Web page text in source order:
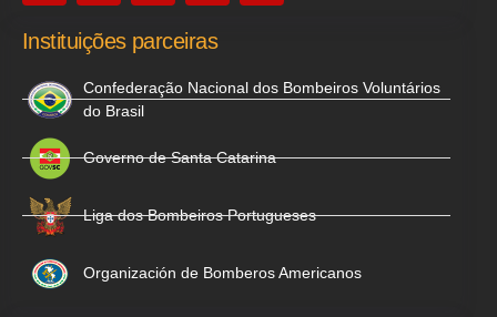
Instituições parceiras
Confederação Nacional dos Bombeiros Voluntários
do Brasil
Governo de Santa Catarina
Liga dos Bombeiros Portugueses
Organización de Bomberos Americanos